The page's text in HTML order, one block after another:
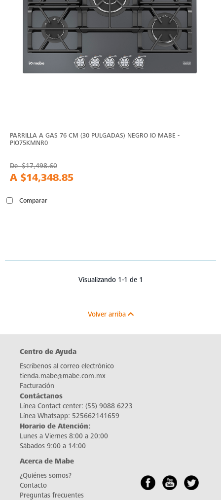
PARRILLA A GAS 76 CM (30 PULGADAS) NEGRO IO MABE -
PIO75KMNR0
De$17,498.60
A $14,348.85
Comparar
Visualizando 1-1 de 1
Volver arriba
Centro de Ayuda
Escríbenos al correo electrónico
tienda.mabe@mabe.com.mx
Facturación
Contáctanos
Línea Contact center: (55) 9088 6223
Línea Whatsapp: 525662141659
Horario de Atención:
Lunes a Viernes 8:00 a 20:00
Sábados 9:00 a 14:00
Acerca de Mabe
¿Quiénes somos?
Contacto
Preguntas frecuentes